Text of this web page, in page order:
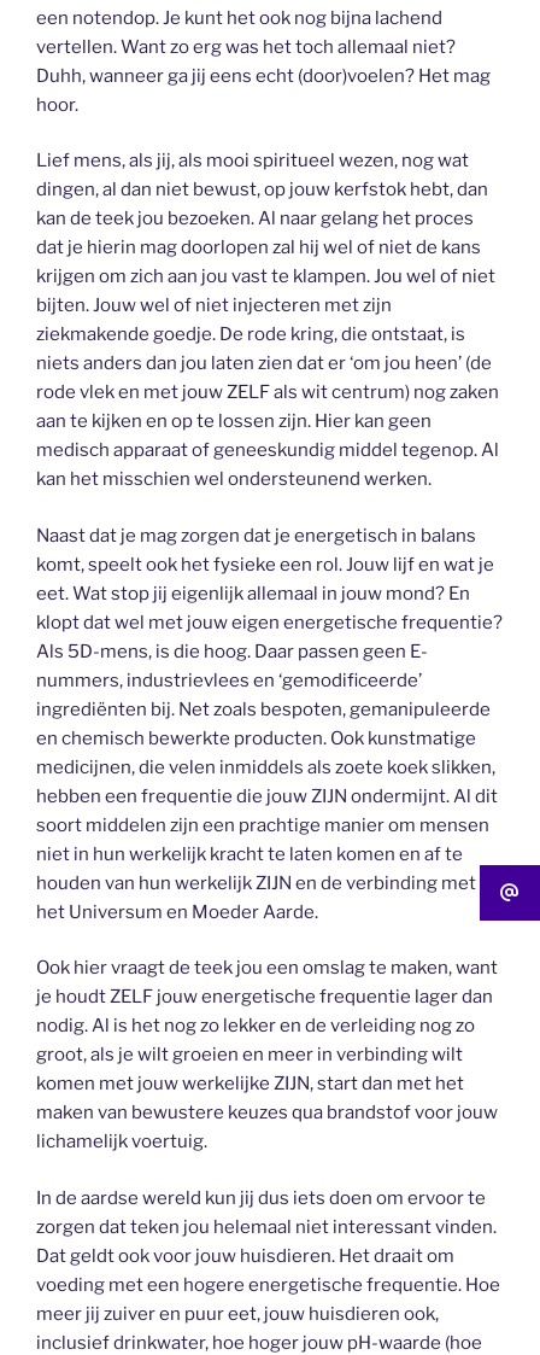
een notendop. Je kunt het ook nog bijna lachend
vertellen. Want zo erg was het toch allemaal niet?
Duhh, wanneer ga jij eens echt (door)voelen? Het mag
hoor.
Lief mens, als jij, als mooi spiritueel wezen, nog wat
dingen, al dan niet bewust, op jouw kerfstok hebt, dan
kan de teek jou bezoeken. Al naar gelang het proces
dat je hierin mag doorlopen zal hij wel of niet de kans
krijgen om zich aan jou vast te klampen. Jou wel of niet
bijten. Jouw wel of niet injecteren met zijn
ziekmakende goedje. De rode kring, die ontstaat, is
niets anders dan jou laten zien dat er ‘om jou heen’ (de
rode vlek en met jouw ZELF als wit centrum) nog zaken
aan te kijken en op te lossen zijn. Hier kan geen
medisch apparaat of geneeskundig middel tegenop. Al
kan het misschien wel ondersteunend werken.
Naast dat je mag zorgen dat je energetisch in balans
komt, speelt ook het fysieke een rol. Jouw lijf en wat je
eet. Wat stop jij eigenlijk allemaal in jouw mond? En
klopt dat wel met jouw eigen energetische frequentie?
Als 5D-mens, is die hoog. Daar passen geen E-
nummers, industrievlees en ‘gemodificeerde’
ingrediënten bij. Net zoals bespoten, gemanipuleerde
en chemisch bewerkte producten. Ook kunstmatige
medicijnen, die velen inmiddels als zoete koek slikken,
hebben een frequentie die jouw ZIJN ondermijnt. Al dit
soort middelen zijn een prachtige manier om mensen
niet in hun werkelijk kracht te laten komen en af te
houden van hun werkelijk ZIJN en de verbinding met
het Universum en Moeder Aarde.
Ook hier vraagt de teek jou een omslag te maken, want
je houdt ZELF jouw energetische frequentie lager dan
nodig. Al is het nog zo lekker en de verleiding nog zo
groot, als je wilt groeien en meer in verbinding wilt
komen met jouw werkelijke ZIJN, start dan met het
maken van bewustere keuzes qua brandstof voor jouw
lichamelijk voertuig.
In de aardse wereld kun jij dus iets doen om ervoor te
zorgen dat teken jou helemaal niet interessant vinden.
Dat geldt ook voor jouw huisdieren. Het draait om
voeding met een hogere energetische frequentie. Hoe
meer jij zuiver en puur eet, jouw huisdieren ook,
inclusief drinkwater, hoe hoger jouw pH-waarde (hoe